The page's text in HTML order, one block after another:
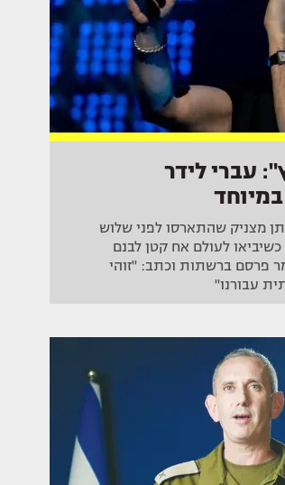
עברי לידר
מצניק שהתארסו לפני שלוש
כשיביאו לעולם אח קטן לבנם
פרסם ברשתות וכתב: "זוהי
עבורנו"